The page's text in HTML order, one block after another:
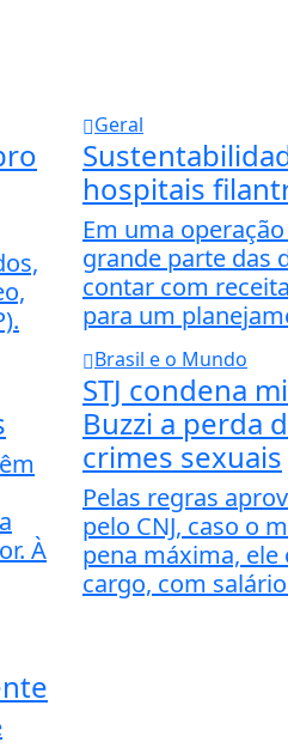
Geral
hospitais
Em uma
grande parte das
contar com
para um
À
Brasil e o Mundo
STJ condena
Buzzi a perda
crimes sexuais
Pelas regras
pelo CNJ, caso o
pena máxima,
cargo, com